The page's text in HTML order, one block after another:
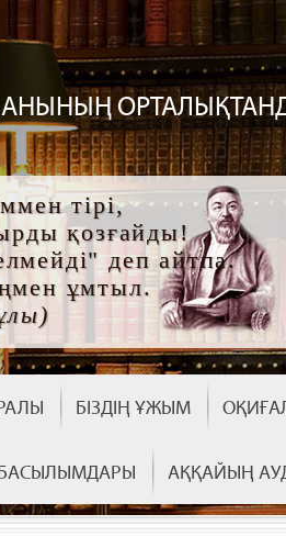
тірі,
қозғайды!
деп айтпа.
ұмтыл.
БІЗДІҢ ҰЖЫМ
БАСЫЛЫМДАРЫ АҚҚАЙЫҢ